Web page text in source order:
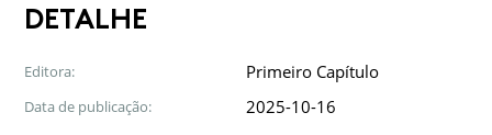
DETALHE
Editora: Primeiro Capítulo
Data de publicação: 2025-10-16